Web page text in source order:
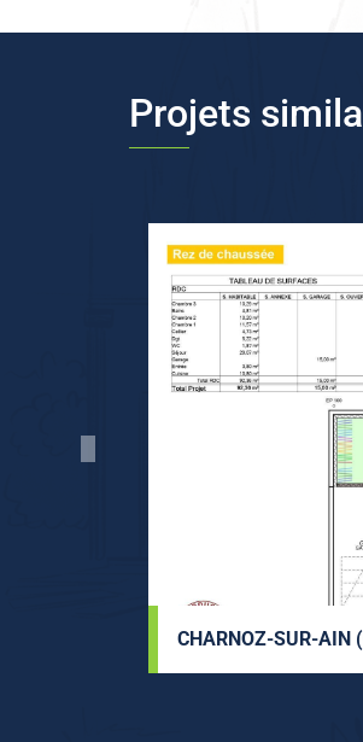
Projets
CHARNOZ-SUR-AIN